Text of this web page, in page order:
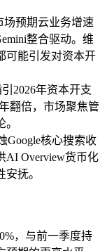
场预期云业务增速
整合驱动。维
可能引发对资本开
2026年资本开支
翻倍，市场聚焦管
Google核心搜索收
AI Overview货币化
抚。
，与前一季度持